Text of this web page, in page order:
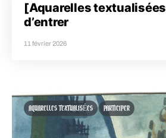
[Aquarelles
d’entrer
11 février 2026
AQUARELLES TEXTUALISÉES PARTICIPER